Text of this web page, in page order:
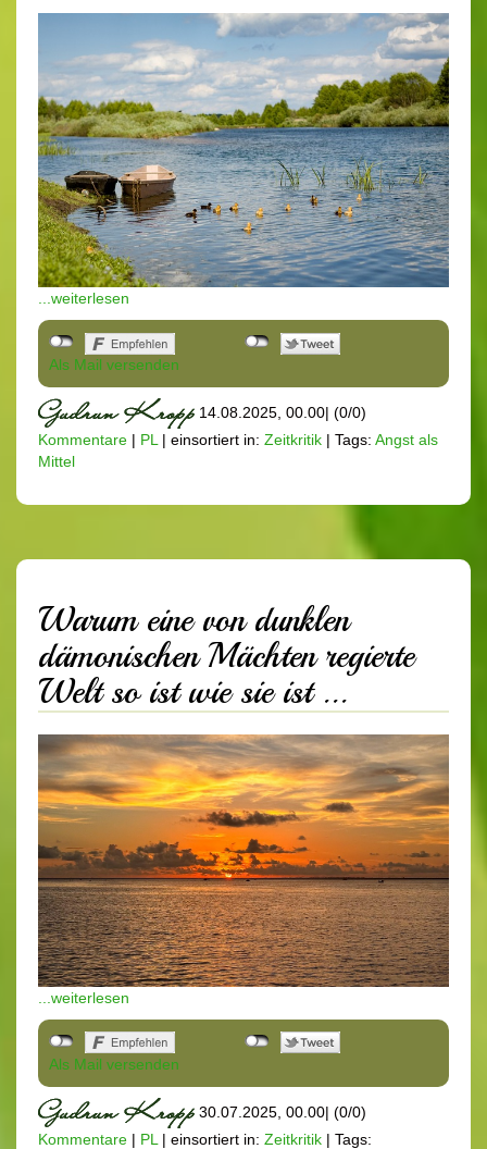
...weiterlesen
Als Mail versenden
14.08.2025, 00.00| (0/0)
Kommentare | PL| einsortiert in: Zeitkritik | Tags: Angst als
Mittel
Warum eine von dunklen
dämonischen Mächten regierte
Welt so ist wie sie ist ...
...weiterlesen
Als Mail versenden
30.07.2025, 00.00| (0/0)
Kommentare | PL | einsortiert in: Zeitkritik | Tags: